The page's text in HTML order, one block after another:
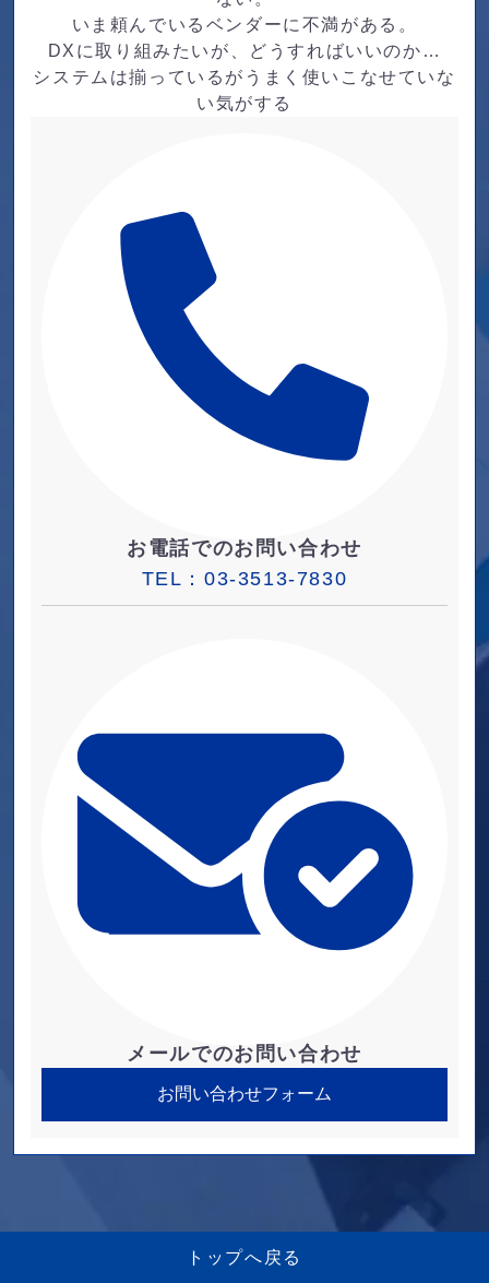
いま頼んでいるベンダーに不満がある。
DXに取り組みたいが、どうすればいいのか…
システムは揃っているがうまく使いこなせていな
い気がする
お電話でのお問い合わせ
TEL：03-3513-7830
メールでのお問い合わせ
お問い合わせフォーム
トップへ戻る